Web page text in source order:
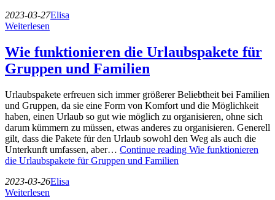
2023-03-27Elisa
Weiterlesen
Wie funktionieren die Urlaubspakete für
Gruppen und Familien
Urlaubspakete erfreuen sich immer größerer Beliebtheit bei Familien
und Gruppen, da sie eine Form von Komfort und die Möglichkeit
haben, einen Urlaub so gut wie möglich zu organisieren, ohne sich
darum kümmern zu müssen, etwas anderes zu organisieren. Generell
gilt, dass die Pakete für den Urlaub sowohl den Weg als auch die
Unterkunft umfassen, aber… Continue reading Wie funktionieren
die Urlaubspakete für Gruppen und Familien
2023-03-26Elisa
Weiterlesen